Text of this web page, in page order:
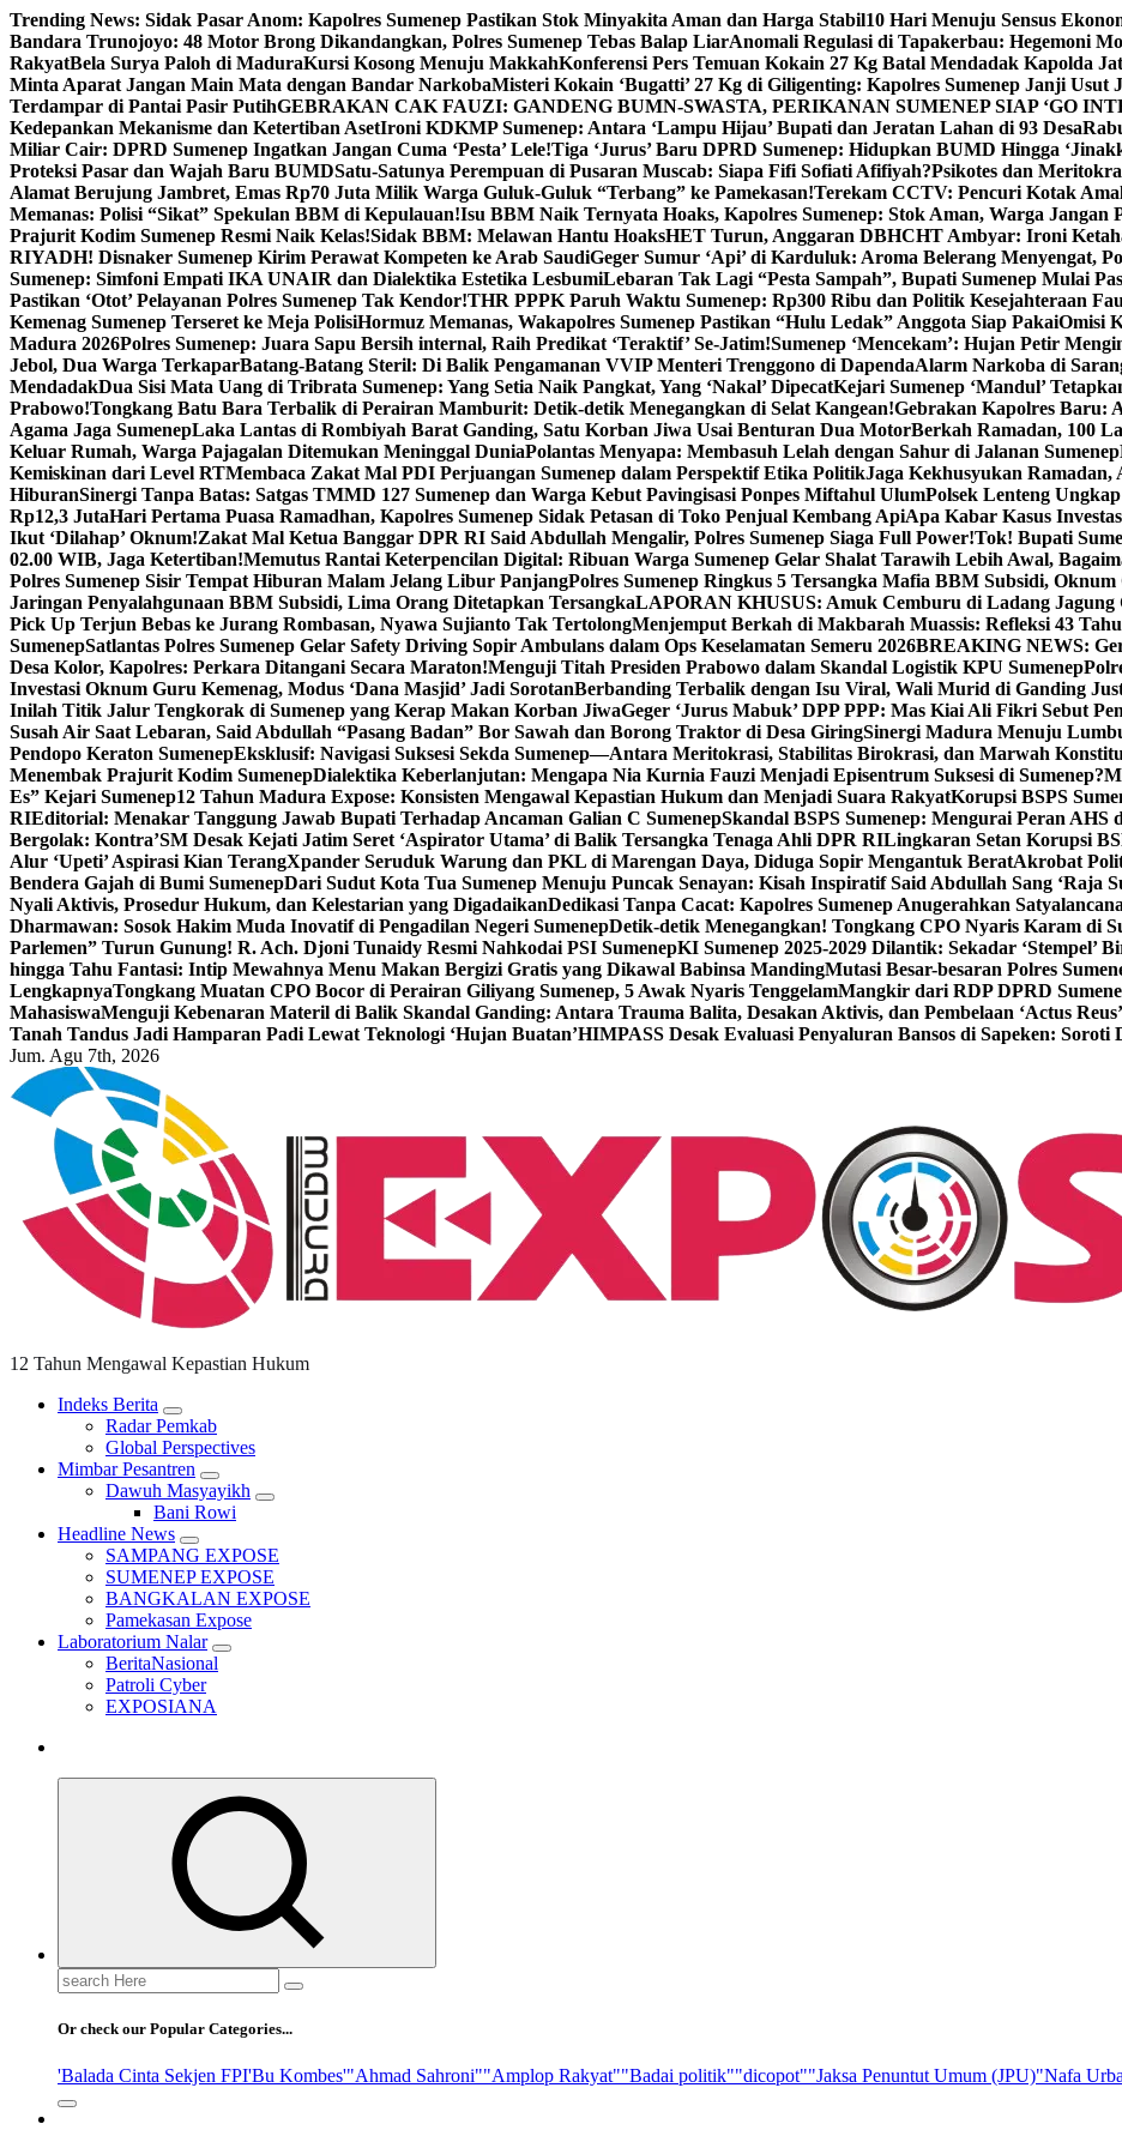
Skip
to
content
Trending News: Sidak Pasar Anom: Kapolres Sumenep Pastikan Stok Minyakita Aman dan Harga Stabil10 Hari Menuju Sensus
Bandara Trunojoyo: 48 Motor Brong Dikandangkan, Polres Sumenep Tebas Balap LiarAnomali Regulasi di Tapakerbau: Hegemoni
RakyatBela Surya Paloh di MaduraKursi Kosong Menuju MakkahKonferensi Pers Temuan Kokain 27 Kg Batal Mendadak Kapolda
Minta Aparat Jangan Main Mata dengan Bandar NarkobaMisteri Kokain ‘Bugatti’ 27 Kg di Giligenting: Kapolres Sumenep Janji Usut
Terdampar di Pantai Pasir PutihGEBRAKAN CAK FAUZI: GANDENG BUMN-SWASTA, PERIKANAN SUMENEP SIAP ‘GO
Kedepankan Mekanisme dan Ketertiban AsetIroni KDKMP Sumenep: Antara ‘Lampu Hijau’ Bupati dan Jeratan Lahan di 93 Desa
Miliar Cair: DPRD Sumenep Ingatkan Jangan Cuma ‘Pesta’ Lele!Tiga ‘Jurus’ Baru DPRD Sumenep: Hidupkan BUMD Hingga
Proteksi Pasar dan Wajah Baru BUMDSatu-Satunya Perempuan di Pusaran Muscab: Siapa Fifi Sofiati Afifiyah?Psikotes dan
Alamat Berujung Jambret, Emas Rp70 Juta Milik Warga Guluk-Guluk “Terbang” ke Pamekasan!Terekam CCTV: Pencuri Kotak
Memanas: Polisi “Sikat” Spekulan BBM di Kepulauan!Isu BBM Naik Ternyata Hoaks, Kapolres Sumenep: Stok Aman, Warga Jangan
Prajurit Kodim Sumenep Resmi Naik Kelas!Sidak BBM: Melawan Hantu HoaksHET Turun, Anggaran DBHCHT Ambyar: Ironi
RIYADH! Disnaker Sumenep Kirim Perawat Kompeten ke Arab SaudiGeger Sumur ‘Api’ di Karduluk: Aroma Belerang Menyengat,
Sumenep: Simfoni Empati IKA UNAIR dan Dialektika Estetika LesbumiLebaran Tak Lagi “Pesta Sampah”, Bupati Sumenep Mulai
Pastikan ‘Otot’ Pelayanan Polres Sumenep Tak Kendor!THR PPPK Paruh Waktu Sumenep: Rp300 Ribu dan Politik Kesejahteraan
Kemenag Sumenep Terseret ke Meja PolisiHormuz Memanas, Wakapolres Sumenep Pastikan “Hulu Ledak” Anggota Siap PakaiOmisi
Madura 2026Polres Sumenep: Juara Sapu Bersih internal, Raih Predikat ‘Teraktif’ Se-Jatim!Sumenep ‘Mencekam’: Hujan Petir
Jebol, Dua Warga TerkaparBatang-Batang Steril: Di Balik Pengamanan VVIP Menteri Trenggono di DapendaAlarm Narkoba di
MendadakDua Sisi Mata Uang di Tribrata Sumenep: Yang Setia Naik Pangkat, Yang ‘Nakal’ DipecatKejari Sumenep ‘Mandul’
Prabowo!Tongkang Batu Bara Terbalik di Perairan Mamburit: Detik-detik Menegangkan di Selat Kangean!Gebrakan Kapolres Baru:
Agama Jaga SumenepLaka Lantas di Rombiyah Barat Ganding, Satu Korban Jiwa Usai Benturan Dua MotorBerkah Ramadan, 100
Keluar Rumah, Warga Pajagalan Ditemukan Meninggal DuniaPolantas Menyapa: Membasuh Lelah dengan Sahur di Jalanan Sumenep
Kemiskinan dari Level RTMembaca Zakat Mal PDI Perjuangan Sumenep dalam Perspektif Etika PolitikJaga Kekhusyukan Ramadan,
HiburanSinergi Tanpa Batas: Satgas TMMD 127 Sumenep dan Warga Kebut Pavingisasi Ponpes Miftahul UlumPolsek Lenteng
Rp12,3 JutaHari Pertama Puasa Ramadhan, Kapolres Sumenep Sidak Petasan di Toko Penjual Kembang ApiApa Kabar Kasus
Ikut ‘Dilahap’ Oknum!Zakat Mal Ketua Banggar DPR RI Said Abdullah Mengalir, Polres Sumenep Siaga Full Power!Tok! Bupati
02.00 WIB, Jaga Ketertiban!Memutus Rantai Keterpencilan Digital: Ribuan Warga Sumenep Gelar Shalat Tarawih Lebih Awal,
Polres Sumenep Sisir Tempat Hiburan Malam Jelang Libur PanjangPolres Sumenep Ringkus 5 Tersangka Mafia BBM Subsidi,
Jaringan Penyalahgunaan BBM Subsidi, Lima Orang Ditetapkan TersangkaLAPORAN KHUSUS: Amuk Cemburu di Ladang Jagung
Pick Up Terjun Bebas ke Jurang Rombasan, Nyawa Sujianto Tak TertolongMenjemput Berkah di Makbarah Muassis: Refleksi 43
SumenepSatlantas Polres Sumenep Gelar Safety Driving Sopir Ambulans dalam Ops Keselamatan Semeru 2026BREAKING NEWS:
Desa Kolor, Kapolres: Perkara Ditangani Secara Maraton!Menguji Titah Presiden Prabowo dalam Skandal Logistik KPU Sumenep
Investasi Oknum Guru Kemenag, Modus ‘Dana Masjid’ Jadi SorotanBerbanding Terbalik dengan Isu Viral, Wali Murid di Ganding
Inilah Titik Jalur Tengkorak di Sumenep yang Kerap Makan Korban JiwaGeger ‘Jurus Mabuk’ DPP PPP: Mas Kiai Ali Fikri Sebut
Susah Air Saat Lebaran, Said Abdullah “Pasang Badan” Bor Sawah dan Borong Traktor di Desa GiringSinergi Madura Menuju
Pendopo Keraton SumenepEksklusif: Navigasi Suksesi Sekda Sumenep—Antara Meritokrasi, Stabilitas Birokrasi, dan Marwah
Menembak Prajurit Kodim SumenepDialektika Keberlanjutan: Mengapa Nia Kurnia Fauzi Menjadi Episentrum Suksesi di Sumenep?
Es” Kejari Sumenep12 Tahun Madura Expose: Konsisten Mengawal Kepastian Hukum dan Menjadi Suara RakyatKorupsi BSPS
RIEditorial: Menakar Tanggung Jawab Bupati Terhadap Ancaman Galian C SumenepSkandal BSPS Sumenep: Mengurai Peran AHS
Bergolak: Kontra’SM Desak Kejati Jatim Seret ‘Aspirator Utama’ di Balik Tersangka Tenaga Ahli DPR RILingkaran Setan Korupsi
Alur ‘Upeti’ Aspirasi Kian TerangXpander Seruduk Warung dan PKL di Marengan Daya, Diduga Sopir Mengantuk BeratAkrobat
Bendera Gajah di Bumi SumenepDari Sudut Kota Tua Sumenep Menuju Puncak Senayan: Kisah Inspiratif Said Abdullah Sang ‘Raja
Nyali Aktivis, Prosedur Hukum, dan Kelestarian yang DigadaikanDedikasi Tanpa Cacat: Kapolres Sumenep Anugerahkan
Dharmawan: Sosok Hakim Muda Inovatif di Pengadilan Negeri SumenepDetik-detik Menegangkan! Tongkang CPO Nyaris Karam di
Parlemen” Turun Gunung! R. Ach. Djoni Tunaidy Resmi Nahkodai PSI SumenepKI Sumenep 2025-2029 Dilantik: Sekadar ‘Stempel’
hingga Tahu Fantasi: Intip Mewahnya Menu Makan Bergizi Gratis yang Dikawal Babinsa MandingMutasi Besar-besaran Polres
LengkapnyaTongkang Muatan CPO Bocor di Perairan Giliyang Sumenep, 5 Awak Nyaris TenggelamMangkir dari RDP DPRD
MahasiswaMenguji Kebenaran Materil di Balik Skandal Ganding: Antara Trauma Balita, Desakan Aktivis, dan Pembelaan ‘Actus Reus’
Tanah Tandus Jadi Hamparan Padi Lewat Teknologi ‘Hujan Buatan’HIMPASS Desak Evaluasi Penyaluran Bansos di Sapeken:
Jum. Agu 7th, 2026
12 Tahun Mengawal Kepastian Hukum
Indeks Berita
Radar Pemkab
Global Perspectives
Mimbar Pesantren
Dawuh Masyayikh
Bani Rowi
Headline News
SAMPANG EXPOSE
SUMENEP EXPOSE
BANGKALAN EXPOSE
Pamekasan Expose
Laboratorium Nalar
BeritaNasional
Patroli Cyber
EXPOSIANA
Search
for:
Or check our Popular Categories...
'Balada Cinta Sekjen FPI'Bu Kombes'"Ahmad Sahroni""Amplop Rakyat""Badai politik""dicopot""Jaksa Penuntut Umum (JPU)"Nafa